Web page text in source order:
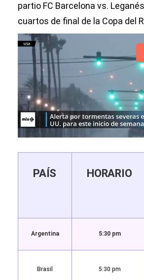
partio FC Barcelona vs.
cuartos de final de la Copa del
PAÍS HORARIO
Argentina 5:30 pm
Brasil 5:30 pm